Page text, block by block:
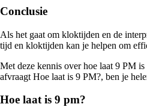
Conclusie
Als het gaat om kloktijden en de
tijd en kloktijden kan je helpen om
Met deze kennis over hoe laat 9 PM
afvraagt Hoe laat is 9 PM?, ben je
Hoe laat is 9 pm?